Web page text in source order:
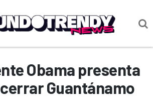
Obama presenta
Guantánamo